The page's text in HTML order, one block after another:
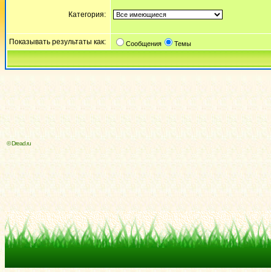
Категория:
Показывать результаты как: Сообщения Темы
© Dread.ru